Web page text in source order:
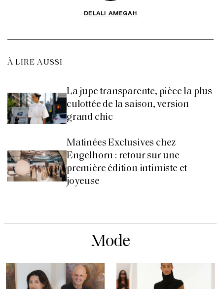
DELALI AMEGAH
À LIRE AUSSI
La jupe transparente, pièce la plus
culottée de la saison, version
grand chic
Matinées Exclusives chez
Engelhorn : retour sur une
première édition intimiste et
joyeuse
Mode